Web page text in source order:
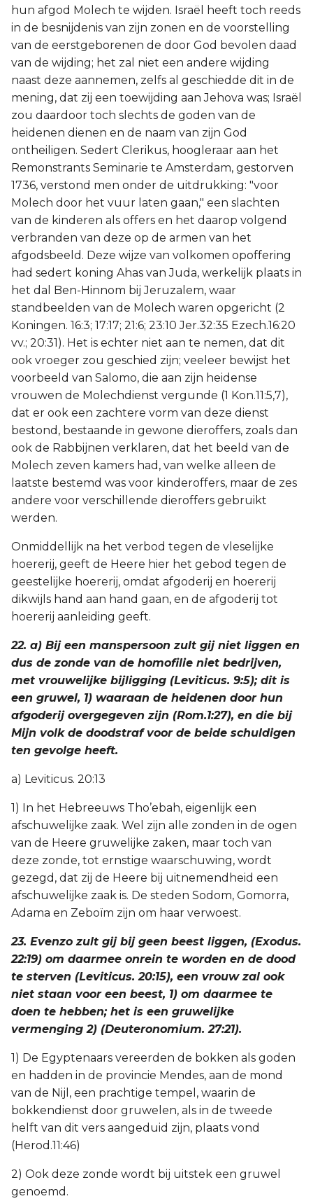
hun afgod Molech te wijden. Israël heeft toch reeds
in de besnijdenis van zijn zonen en de voorstelling
van de eerstgeborenen de door God bevolen daad
van de wijding; het zal niet een andere wijding
naast deze aannemen, zelfs al geschiedde dit in de
mening, dat zij een toewijding aan Jehova was; Israël
zou daardoor toch slechts de goden van de
heidenen dienen en de naam van zijn God
ontheiligen. Sedert Clerikus, hoogleraar aan het
Remonstrants Seminarie te Amsterdam, gestorven
1736, verstond men onder de uitdrukking: "voor
Molech door het vuur laten gaan," een slachten
van de kinderen als offers en het daarop volgend
verbranden van deze op de armen van het
afgodsbeeld. Deze wijze van volkomen opoffering
had sedert koning Ahas van Juda, werkelijk plaats in
het dal Ben-Hinnom bij Jeruzalem, waar
standbeelden van de Molech waren opgericht (2
Koningen. 16:3; 17:17; 21:6; 23:10 Jer.32:35 Ezech.16:20
vv.; 20:31). Het is echter niet aan te nemen, dat dit
ook vroeger zou geschied zijn; veeleer bewijst het
voorbeeld van Salomo, die aan zijn heidense
vrouwen de Molechdienst vergunde (1 Kon.11:5,7),
dat er ook een zachtere vorm van deze dienst
bestond, bestaande in gewone dieroffers, zoals dan
ook de Rabbijnen verklaren, dat het beeld van de
Molech zeven kamers had, van welke alleen de
laatste bestemd was voor kinderoffers, maar de zes
andere voor verschillende dieroffers gebruikt
werden.
Onmiddellijk na het verbod tegen de vleselijke
hoererij, geeft de Heere hier het gebod tegen de
geestelijke hoererij, omdat afgoderij en hoererij
dikwijls hand aan hand gaan, en de afgoderij tot
hoererij aanleiding geeft.
22. a) Bij een manspersoon zult gij niet liggen en
dus de zonde van de homofilie niet bedrijven,
met vrouwelijke bijligging (Leviticus. 9:5); dit is
een gruwel, 1) waaraan de heidenen door hun
afgoderij overgegeven zijn (Rom.1:27), en die bij
Mijn volk de doodstraf voor de beide schuldigen
ten gevolge heeft.
a) Leviticus. 20:13
1) In het Hebreeuws Tho’ebah, eigenlijk een
afschuwelijke zaak. Wel zijn alle zonden in de ogen
van de Heere gruwelijke zaken, maar toch van
deze zonde, tot ernstige waarschuwing, wordt
gezegd, dat zij de Heere bij uitnemendheid een
afschuwelijke zaak is. De steden Sodom, Gomorra,
Adama en Zeboïm zijn om haar verwoest.
23. Evenzo zult gij bij geen beest liggen, (Exodus.
22:19) om daarmee onrein te worden en de dood
te sterven (Leviticus. 20:15), een vrouw zal ook
niet staan voor een beest, 1) om daarmee te
doen te hebben; het is een gruwelijke
vermenging 2) (Deuteronomium. 27:21).
1) De Egyptenaars vereerden de bokken als goden
en hadden in de provincie Mendes, aan de mond
van de Nijl, een prachtige tempel, waarin de
bokkendienst door gruwelen, als in de tweede
helft van dit vers aangeduid zijn, plaats vond
(Herod.11:46)
2) Ook deze zonde wordt bij uitstek een gruwel
genoemd.